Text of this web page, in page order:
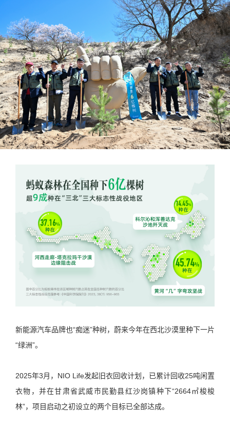
新能源汽车品牌也“痴迷”种树，蔚来今年在西北沙漠里种下一片
“绿洲”。
2025年3月，NIO Life发起旧衣回收计划，已累计回收25吨闲置
衣物，并在甘肃省武威市民勤县红沙岗镇种下“2664㎡梭梭
林”，项目启动之初设立的两个目标已全部达成。